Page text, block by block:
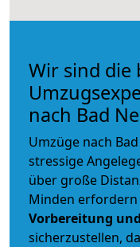
Wir sind die
nach Bad
Umzüge nach
stressige
über große
Minden
Vorbereitung
sicherzustellen,